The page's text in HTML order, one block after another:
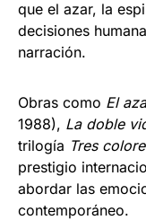
que el azar, la
decisiones
narración.
Obras como El
1988), La doble
trilogía Tres
prestigio
abordar las
contemporáneo.